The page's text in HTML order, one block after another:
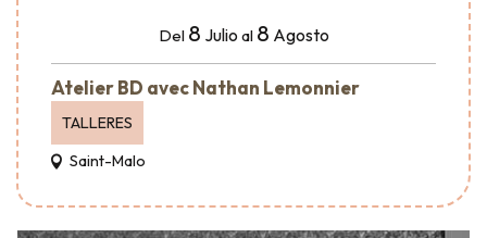
Del 8 Julio al 8 Agosto
Atelier BD avec Nathan Lemonnier
TALLERES
Saint-Malo